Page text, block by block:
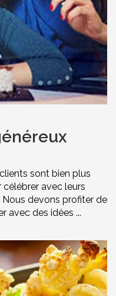
sont bien plus
avec leurs
devons profiter de
avec des idées ...